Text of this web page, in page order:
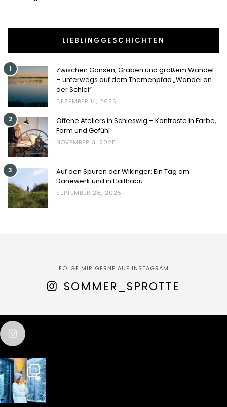
LIEBLINGGESCHICHTEN
1
Zwischen Gänsen, Gräben und großem Wandel
– unterwegs auf dem Themenpfad „Wandel an
der Schlei“
DEZEMBER 14, 2025
2
Offene Ateliers in Schleswig – Kontraste in Farbe,
Form und Gefühl
NOVEMBER 3, 2025
3
Auf den Spuren der Wikinger: Ein Tag am
Danewerk und in Haithabu
SEPTEMBER 28, 2025
FOLGE MIR GERNE AUF INSTAGRAM
SOMMER_SPROTTE